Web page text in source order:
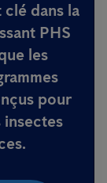
dans la
PHS
les
pour
insectes